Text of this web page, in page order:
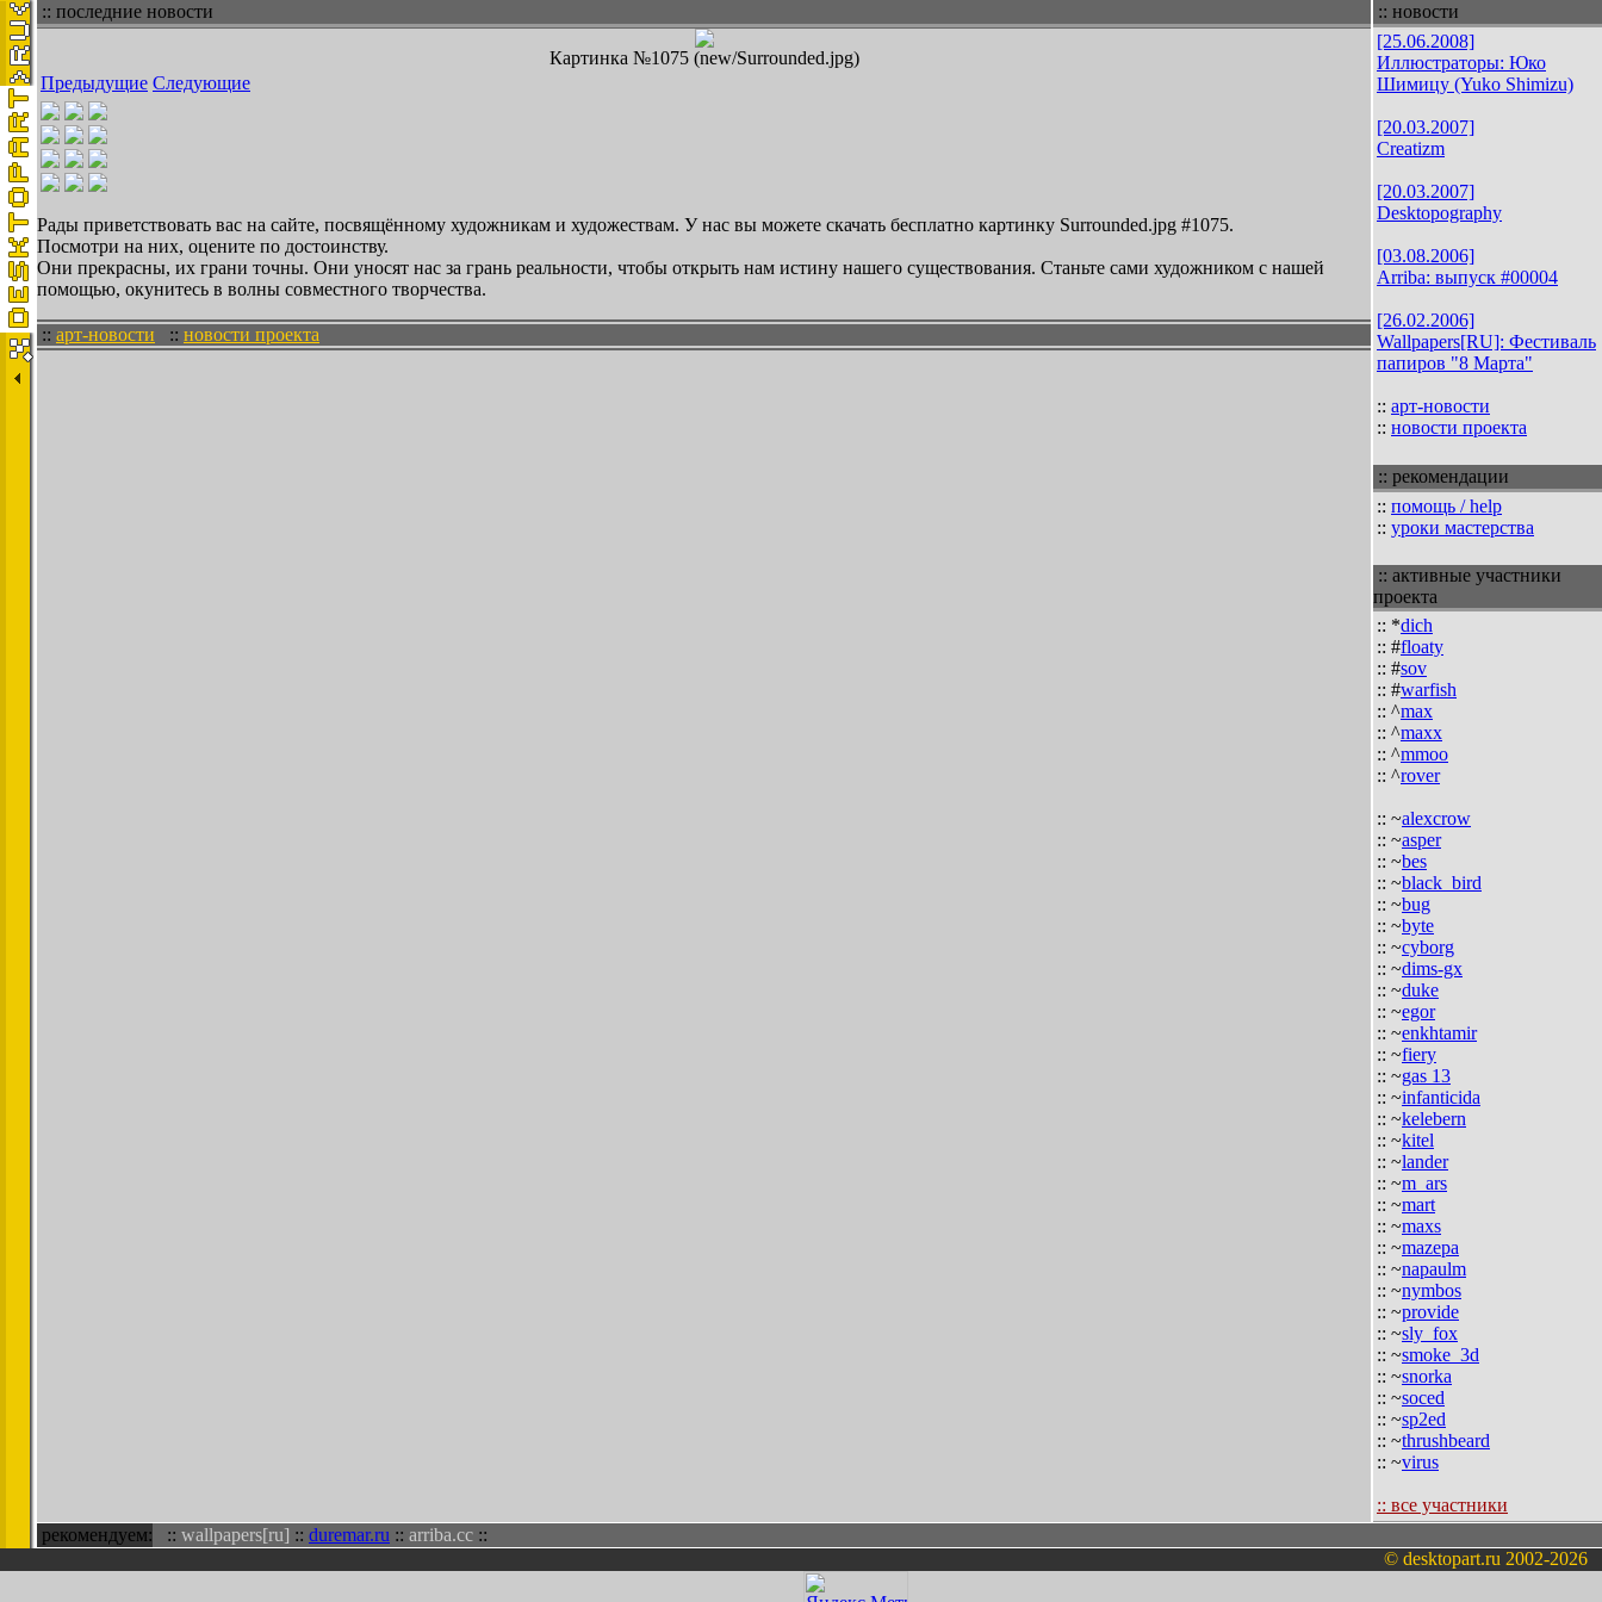
:: последние новости
Картинка №1075 (new/Surrounded.jpg)
Предыдущие Следующие
Рады приветствовать вас на сайте, посвящённому художникам и художествам. У нас вы можете скачать бесплатно картинку Surrounded.jpg #1075.
Посмотри на них, оцените по достоинству.
Они прекрасны, их грани точны. Они уносят нас за грань реальности, чтобы открыть нам истину нашего существования. Станьте сами художником с нашей
помощью, окунитесь в волны совместного творчества.
:: арт-новости :: новости проекта
:: новости
[25.06.2008]
Иллюстраторы: Юко
Шимицу (Yuko Shimizu)
[20.03.2007]
Creatizm
[20.03.2007]
Desktopography
[03.08.2006]
Arriba: выпуск #00004
[26.02.2006]
Wallpapers[RU]: Фестиваль
папиров "8 Марта"
:: арт-новости
:: новости проекта
:: рекомендации
:: помощь / help
:: уроки мастерства
:: активные участники
проекта
:: *dich
:: #floaty
:: #sov
:: #warfish
:: ^max
:: ^maxx
:: ^mmoo
:: ^rover
:: ~alexcrow
:: ~asper
:: ~bes
:: ~black_bird
:: ~bug
:: ~byte
:: ~cyborg
:: ~dims-gx
:: ~duke
:: ~egor
:: ~enkhtamir
:: ~fiery
:: ~gas 13
:: ~infanticida
:: ~kelebern
:: ~kitel
:: ~lander
:: ~m_ars
:: ~mart
:: ~maxs
:: ~mazepa
:: ~napaulm
:: ~nymbos
:: ~provide
:: ~sly_fox
:: ~smoke_3d
:: ~snorka
:: ~soced
:: ~sp2ed
:: ~thrushbeard
:: ~virus
:: все участники
рекомендуем: :: wallpapers[ru] :: duremar.ru :: arriba.cc ::
© desktopart.ru 2002-2026